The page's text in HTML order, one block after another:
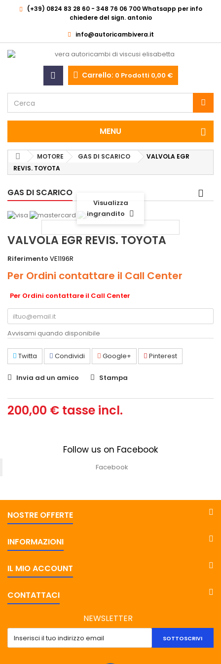
(+39) 0824 83 28 60 - 348 76 06 700 Whatsapp per info
chiedere del sign. antonio
info@autoricambivera.it
Carrello: 0 Prodotti 0,00 €
MENU
MOTORE GAS DI SCARICO
VALVOLA EGR
REVIS. TOYOTA
GAS DI SCARICO
Visualizza
ingrandito
VALVOLA EGR REVIS. TOYOTA
Riferimento VE1196R
Per Ordini contattare il Call Center
Per Ordini contattare il Call Center
Avvisami quando disponibile
Twitta Condividi Google+ Pinterest
Invia ad un amico Stampa
200,00 € tasse incl.
Follow us on Facebook
Facebook
NOSTRE OFFERTE
INFORMAZIONI
IL MIO ACCOUNT
CONTATTACI
NEWSLETTER
SOTTOSCRIVI